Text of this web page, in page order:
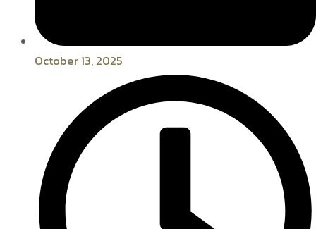
October 13, 2025